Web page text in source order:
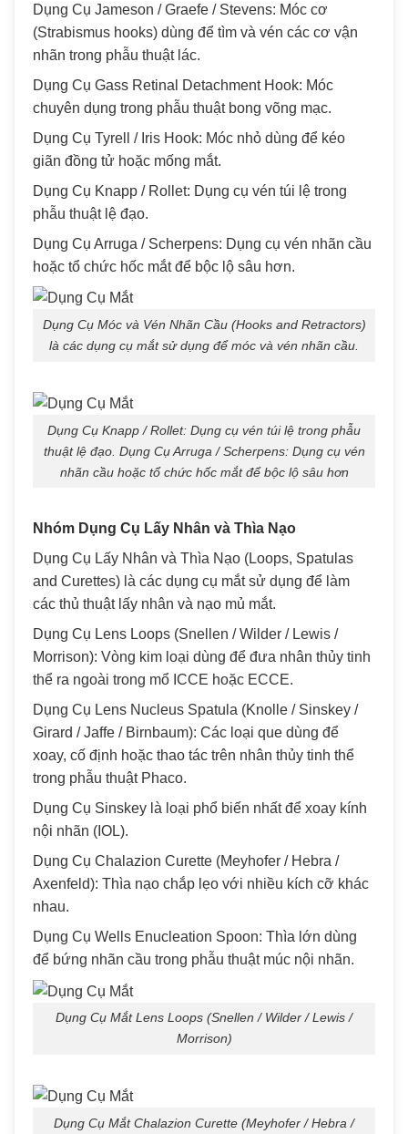
Dụng Cụ Jameson / Graefe / Stevens: Móc cơ
(Strabismus hooks) dùng để tìm và vén các cơ vận
nhãn trong phẫu thuật lác.
Dụng Cụ Gass Retinal Detachment Hook: Móc
chuyên dụng trong phẫu thuật bong võng mạc.
Dụng Cụ Tyrell / Iris Hook: Móc nhỏ dùng để kéo
giãn đồng tử hoặc mống mắt.
Dụng Cụ Knapp / Rollet: Dụng cụ vén túi lệ trong
phẫu thuật lệ đạo.
Dụng Cụ Arruga / Scherpens: Dụng cụ vén nhãn cầu
hoặc tổ chức hốc mắt để bộc lộ sâu hơn.
Dụng Cụ Móc và Vén Nhãn Cầu (Hooks and Retractors)
là các dụng cụ mắt sử dụng để móc và vén nhãn cầu.
Dụng Cụ Knapp / Rollet: Dụng cụ vén túi lệ trong phẫu
thuật lệ đạo. Dụng Cụ Arruga / Scherpens: Dụng cụ vén
nhãn cầu hoặc tổ chức hốc mắt để bộc lộ sâu hơn
Nhóm Dụng Cụ Lấy Nhân và Thìa Nạo
Dụng Cụ Lấy Nhân và Thìa Nạo (Loops, Spatulas
and Curettes) là các dụng cụ mắt sử dụng để làm
các thủ thuật lấy nhân và nạo mủ mắt.
Dụng Cụ Lens Loops (Snellen / Wilder / Lewis /
Morrison): Vòng kim loại dùng để đưa nhân thủy tinh
thể ra ngoài trong mổ ICCE hoặc ECCE.
Dụng Cụ Lens Nucleus Spatula (Knolle / Sinskey /
Girard / Jaffe / Birnbaum): Các loại que dùng để
xoay, cố định hoặc thao tác trên nhân thủy tinh thể
trong phẫu thuật Phaco.
Dụng Cụ Sinskey là loại phổ biến nhất để xoay kính
nội nhãn (IOL).
Dụng Cụ Chalazion Curette (Meyhofer / Hebra /
Axenfeld): Thìa nạo chắp lẹo với nhiều kích cỡ khác
nhau.
Dụng Cụ Wells Enucleation Spoon: Thìa lớn dùng
để bứng nhãn cầu trong phẫu thuật múc nội nhãn.
Dụng Cụ Mắt Lens Loops (Snellen / Wilder / Lewis /
Morrison)
Dụng Cụ Mắt Chalazion Curette (Meyhofer / Hebra /